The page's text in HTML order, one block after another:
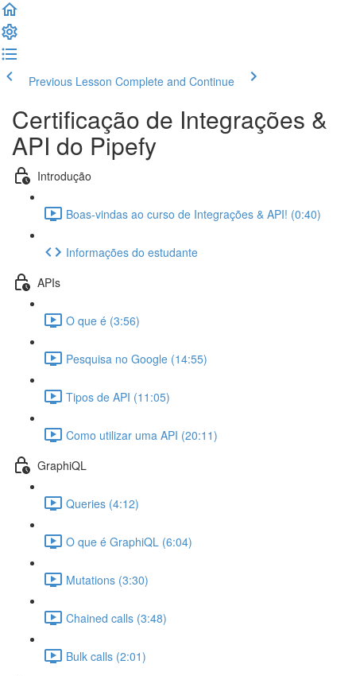
Previous Lesson Complete and Continue
Certificação de Integrações &
API do Pipefy
Introdução
Boas-vindas ao curso de Integrações & API! (0:40)
Informações do estudante
APIs
O que é (3:56)
Pesquisa no Google (14:55)
Tipos de API (11:05)
Como utilizar uma API (20:11)
GraphiQL
Queries (4:12)
O que é GraphiQL (6:04)
Mutations (3:30)
Chained calls (3:48)
Bulk calls (2:01)